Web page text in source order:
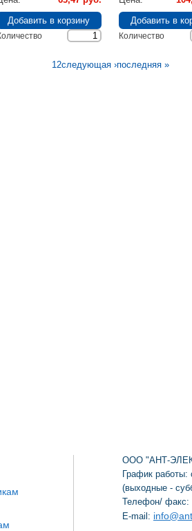
Количество
12следующая ›последняя »
ООО "АНТ-
График работы:
(выходные -
Телефон/ факс:
E-mail: